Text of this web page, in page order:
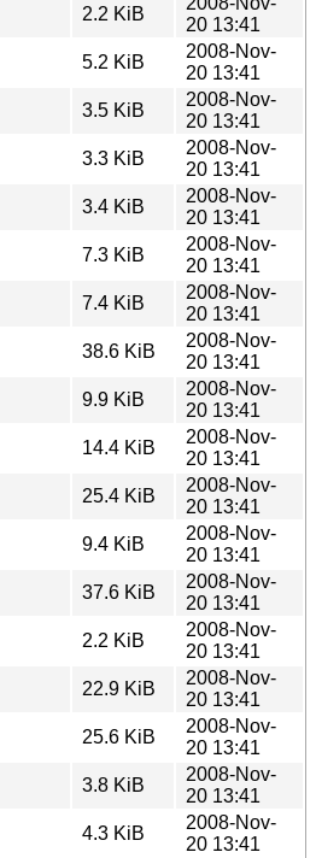
2.2 KiB
20 13:41
5.2 KiB
2008-Nov-
20 13:41
3.5 KiB
2008-Nov-
20 13:41
3.3 KiB
2008-Nov-
20 13:41
3.4 KiB
2008-Nov-
20 13:41
7.3 KiB
2008-Nov-
20 13:41
7.4 KiB
2008-Nov-
20 13:41
38.6 KiB
2008-Nov-
20 13:41
9.9 KiB
2008-Nov-
20 13:41
14.4 KiB
2008-Nov-
20 13:41
25.4 KiB
2008-Nov-
20 13:41
9.4 KiB
2008-Nov-
20 13:41
37.6 KiB
2008-Nov-
20 13:41
2.2 KiB
2008-Nov-
20 13:41
22.9 KiB
2008-Nov-
20 13:41
25.6 KiB
2008-Nov-
20 13:41
3.8 KiB
2008-Nov-
20 13:41
4.3 KiB
2008-Nov-
20 13:41